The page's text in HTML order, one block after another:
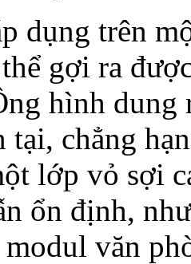
dụng trên
gợi ra
hình
tại, chẳng
lớp vỏ sợi
ổn định,
văn